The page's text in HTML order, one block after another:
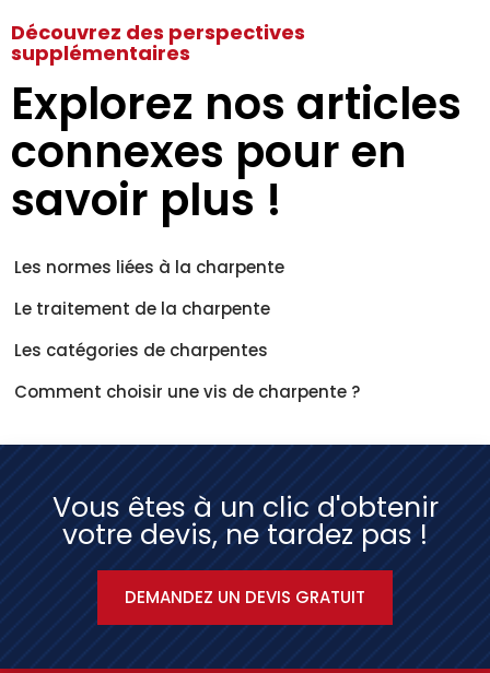
Découvrez des perspectives
supplémentaires
Explorez nos articles
connexes pour en
savoir plus !
Les normes liées à la charpente
Le traitement de la charpente
Les catégories de charpentes
Comment choisir une vis de charpente ?
Vous êtes à un clic d'obtenir
votre devis, ne tardez pas !
DEMANDEZ UN DEVIS GRATUIT